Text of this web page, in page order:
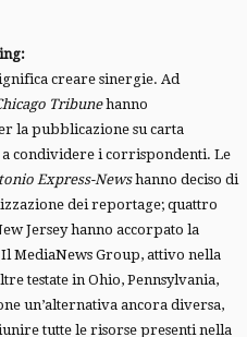
creare sinergie. Ad
Tribunehanno
la pubblicazione su carta
a condividere i corrispondenti. Le
Express-Newshanno deciso di
dei reportage; quattro
Jersey hanno accorpato la
MediaNews Group, attivo nella
testate in Ohio, Pennsylvania,
un’alternativa ancora diversa,
tutte le risorse presenti nella